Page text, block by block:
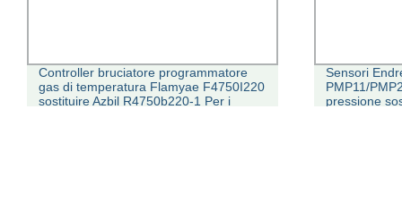
Controller bruciatore programmatore
gas di temperatura Flamyae F4750I220
sostituire Azbil R4750b220-1 Per i
Sensori
PMP11/
pressione